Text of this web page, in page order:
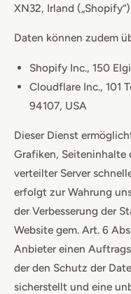
XN32, Irland („Shopify“)
Daten können zudem
Shopify Inc., 150
Cloudflare Inc., 101
94107, USA
Dieser Dienst
Grafiken, Seiteninhalte
verteilter Server
erfolgt zur Wahrung
der Verbesserung der
Website gem. Art. 6
Anbieter einen
der den Schutz der
sicherstellt und eine